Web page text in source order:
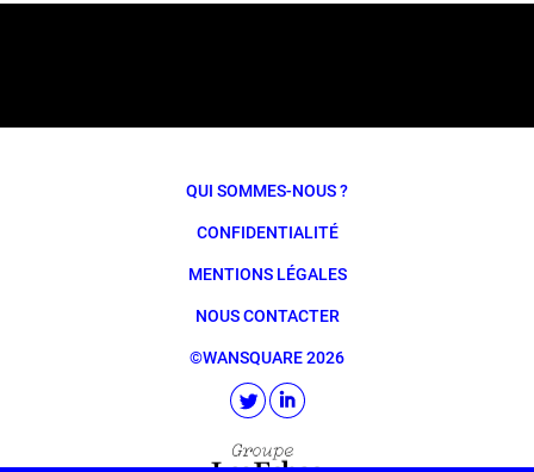
QUI SOMMES-NOUS ?
CONFIDENTIALITÉ
MENTIONS LÉGALES
NOUS CONTACTER
©WANSQUARE 2026